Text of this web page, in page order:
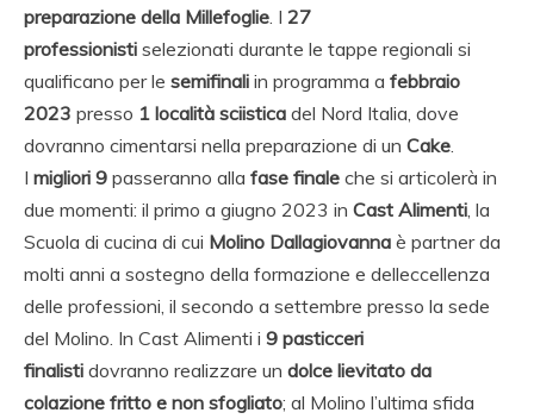
preparazione della Millefoglie. I 27
professionisti selezionati durante le tappe regionali si
qualificano per le semifinali in programma a febbraio
2023 presso 1 località sciistica del Nord Italia, dove
dovranno cimentarsi nella preparazione di un Cake.
I migliori 9 passeranno alla fase finale che si articolerà in
due momenti: il primo a giugno 2023 in Cast Alimenti, la
Scuola di cucina di cui Molino Dallagiovanna è partner da
molti anni a sostegno della formazione e delleccellenza
delle professioni, il secondo a settembre presso la sede
del Molino. In Cast Alimenti i 9 pasticceri
finalisti dovranno realizzare un dolce lievitato da
colazione fritto e non sfogliato; al Molino l’ultima sfida